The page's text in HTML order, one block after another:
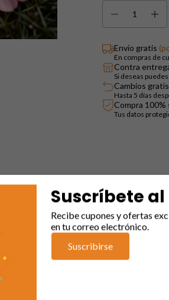
Envío gratis
En compras de
Contra
Si deseas
Cambios gratis
Hasta 5 días
Compra 100%
Tus datos
y magia!
de magiapara las princesas del
Prepárate para ver cómo sus ojos se
Suscríbete
Recibe cupones y ofertas
en tu correo electrónico.
Suscribirse